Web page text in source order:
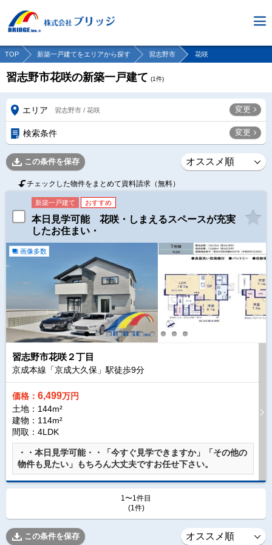
TOP 新築一戸建てをエリアから探す 習志野市 花咲
習志野市花咲の新築一戸建て (1件)
エリア 習志野市 / 花咲 変更
検索条件 変更
この条件を保存
チェックした物件をまとめて資料請求（無料）
新築一戸建て おすすめ
本日見学可能 花咲・しまえるスペースが充実
したお住まい・
画像多数
習志野市花咲２丁目
京成本線「京成大久保」駅徒歩9分
価格： 6,499万円
土地：144m²
建物：114m²
間取：4LDK
・・本日見学可能・・「今すぐ見学できますか」「その他の
物件も見たい」もちろん大丈夫ですお任せ下さい。
1〜1件目
(1件)
この条件を保存